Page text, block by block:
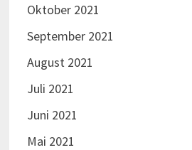
Oktober 2021
September 2021
August 2021
Juli 2021
Juni 2021
Mai 2021